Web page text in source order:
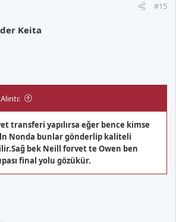
#15
Keita
transferi yapılırsa eğer bence kimse
Nonda bunlar gönderlip kaliteli
bek Neill forvet te Owen ben
final yolu gözükür.